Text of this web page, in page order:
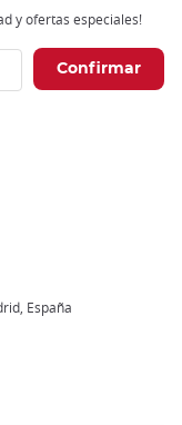
y ofertas especiales!
España